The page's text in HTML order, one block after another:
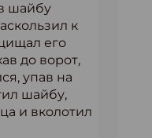
шайбу
к
его
до ворот,
упав на
шайбу,
и вколотил